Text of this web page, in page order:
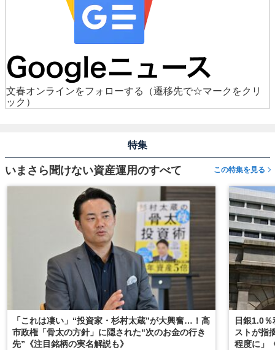
文春オンラインをフォローする
（遷移先で☆マークをクリ
ック）
特集
いまさら聞けない資産運用のすべて この特集を見る
「これは凄い」“投資家・杉村太蔵”が大興奮…！高
市政権「骨太の方針」に隠された“次のお金の行き
先”《注目銘柄の実名解説も》
日銀1.0
ストが指
程度に」